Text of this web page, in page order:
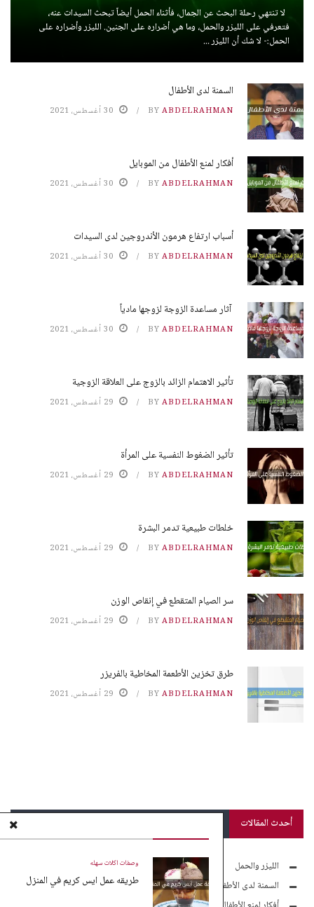
وصفات اكلات سهله
طريقه عمل ايس كريم في المنزل
لا تنتهي رحلة البحث عن الجمال، فأثناء الحمل أيضاً تبحث السيدات عنه،
فتعرفي على الليزر والحمل، وما هي أضراره على الجنين. الليزر وأضراره على
الحمل:- لا شك أن الليزر ...
السمنة لدى الأطفال
BY ABDELRAHMAN 30 أغسطس، 2021
أفكار لمنع الأطفال من الموبايل
BY ABDELRAHMAN 30 أغسطس، 2021
أسباب ارتفاع هرمون الأندروجين لدى السيدات
BY ABDELRAHMAN 30 أغسطس، 2021
آثار مساعدة الزوجة لزوجها مادياً
BY ABDELRAHMAN 30 أغسطس، 2021
تأثير الاهتمام الزائد بالزوج على العلاقة الزوجية
BY ABDELRAHMAN 29 أغسطس، 2021
تأثير الضغوط النفسية على المرأة
BY ABDELRAHMAN 29 أغسطس، 2021
خلطات طبيعية تدمر البشرة
BY ABDELRAHMAN 29 أغسطس، 2021
سر الصيام المتقطع في إنقاص الوزن
BY ABDELRAHMAN 29 أغسطس، 2021
طرق تخزين الأطعمة المخاطية بالفريزر
BY ABDELRAHMAN 29 أغسطس، 2021
أحدث المقالات
الليزر والحمل
السمنة لدى الأطفال